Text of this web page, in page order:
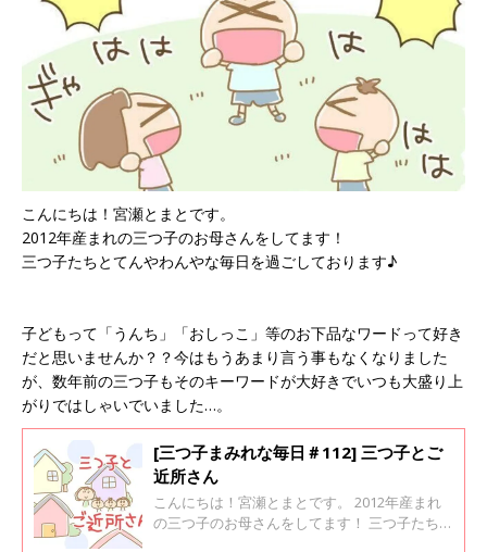
こんにちは！宮瀬とまとです。
2012年産まれの三つ子のお母さんをしてます！
三つ子たちとてんやわんやな毎日を過ごしております♪
子どもって「うんち」「おしっこ」等のお下品なワードって好き
だと思いませんか？？今はもうあまり言う事もなくなりました
が、数年前の三つ子もそのキーワードが大好きでいつも大盛り上
がりではしゃいでいました…。
[三つ子まみれな毎日＃112] 三つ子とご
近所さん
こんにちは！宮瀬とまとです。 2012年産まれ
の三つ子のお母さんをしてます！ 三つ子たちと